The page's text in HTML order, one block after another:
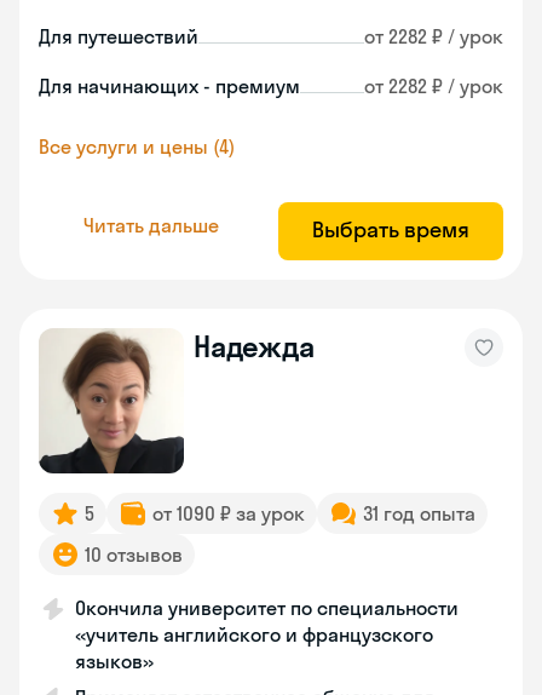
Для путешествий от 2282 ₽ / урок
Для начинающих - премиум от 2282 ₽ / урок
Все услуги и цены (4)
Читать дальше Выбрать время
Надежда
5 от 1090 ₽ за урок
31 год опыта
10 отзывов
Окончила университет по специальности
«учитель английского и французского
языков»